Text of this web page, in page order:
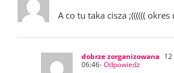
A co tu taka cisza ;((((((
dobrze zorganizowana
06:46- Odpowiedz